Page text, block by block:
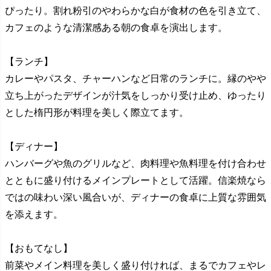
ぴったり。割れ粉引のやわらかな白が食材の色を引き立て、
カフェのような清潔感ある朝の食卓を演出します。
【ランチ】
カレーやパスタ、チャーハンなど日常のランチに。縁のやや
立ち上がったデザインが汁気をしっかり受け止め、ゆったり
とした楕円形が料理を美しく際立てます。
【ディナー】
ハンバーグや魚のグリルなど、肉料理や魚料理を付け合わせ
とともに盛り付けるメインプレートとして活躍。信楽焼なら
ではの味わい深い風合いが、ディナーの食卓に上質な雰囲気
を添えます。
【おもてなし】
前菜やメイン料理を美しく盛り付ければ、まるでカフェやレ